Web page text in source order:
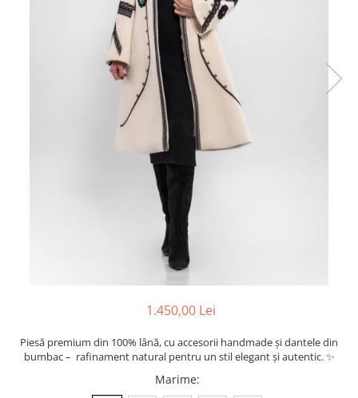
1.450,00 Lei
Piesă premium din 100% lână, cu accesorii handmade și dantele din
bumbac – rafinament natural pentru un stil elegant și autentic. ✨
Marime: